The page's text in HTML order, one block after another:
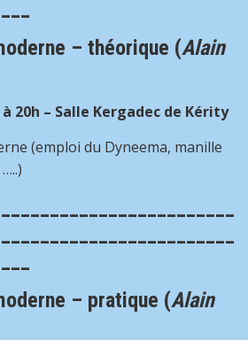
– théorique (Alain
20h – Salle Kergadec de Kérity
(emploi du Dyneema, manille
– pratique (Alain